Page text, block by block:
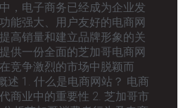
，电子商务已经成为企业发
能强大、用户友好的电商网
高销量和建立品牌形象的关
供一份全面的芝加哥电商网
竞争激烈的市场中脱颖而
述 1. 什么是电商网站？ 电商
商业中的重要性 2. 芝加哥市